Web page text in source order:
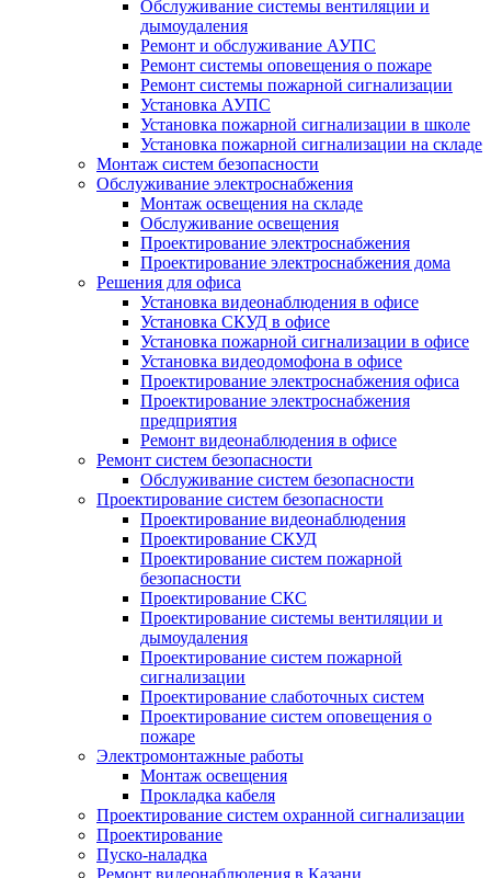
Обслуживание системы вентиляции и
дымоудаления
Ремонт и обслуживание АУПС
Ремонт системы оповещения о пожаре
Ремонт системы пожарной сигнализации
Установка АУПС
Установка пожарной сигнализации в школе
Установка пожарной сигнализации на складе
Монтаж систем безопасности
Обслуживание электроснабжения
Монтаж освещения на складе
Обслуживание освещения
Проектирование электроснабжения
Проектирование электроснабжения дома
Решения для офиса
Установка видеонаблюдения в офисе
Установка СКУД в офисе
Установка пожарной сигнализации в офисе
Установка видеодомофона в офисе
Проектирование электроснабжения офиса
Проектирование электроснабжения
предприятия
Ремонт видеонаблюдения в офисе
Ремонт систем безопасности
Обслуживание систем безопасности
Проектирование систем безопасности
Проектирование видеонаблюдения
Проектирование СКУД
Проектирование систем пожарной
безопасности
Проектирование СКС
Проектирование системы вентиляции и
дымоудаления
Проектирование систем пожарной
сигнализации
Проектирование слаботочных систем
Проектирование систем оповещения о
пожаре
Электромонтажные работы
Монтаж освещения
Прокладка кабеля
Проектирование систем охранной сигнализации
Проектирование
Пуско-наладка
Ремонт видеонаблюдения в Казани